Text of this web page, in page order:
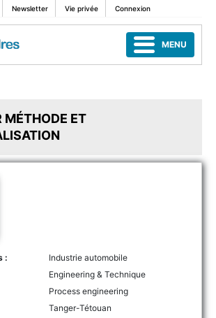
Newsletter Vie privée Connexion
MENU
MÉTHODE ET
:
Industrie automobile
Engineering & Technique
Process engineering
Tanger-Tétouan